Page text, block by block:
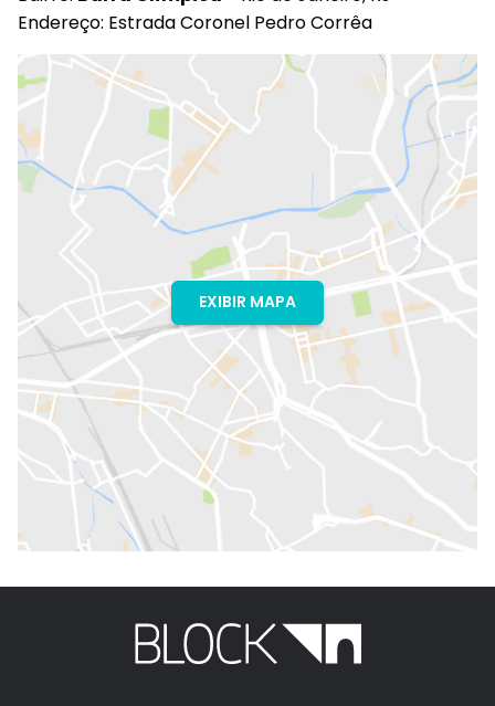
Endereço: Estrada Coronel Pedro Corrêa
EXIBIR MAPA